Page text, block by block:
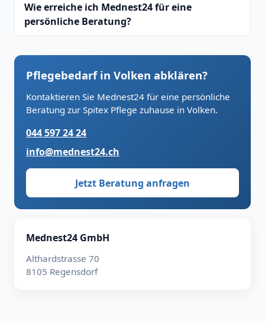
Wie erreiche ich Mednest24 für eine
persönliche Beratung?
Pflegebedarf in Volken abklären?
Kontaktieren Sie Mednest24 für eine persönliche
Beratung zur Spitex Pflege zuhause in Volken.
044 597 24 24
info@mednest24.ch
Jetzt Beratung anfragen
Mednest24 GmbH
Althardstrasse 70
8105 Regensdorf